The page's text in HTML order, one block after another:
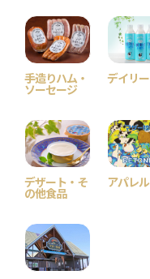
手造りハム・
ソーセージ
デイリー
デザート・そ
の他食品
アパレル